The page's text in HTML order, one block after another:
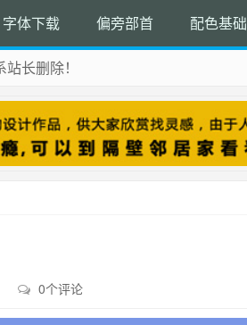
字体下载 偏旁部首 配色基础
长删除！
0个评论